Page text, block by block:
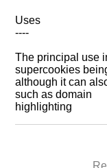
Uses
----
The principal use
supercookies
although it can
such as domain
highlighting